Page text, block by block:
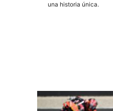
una historia única.